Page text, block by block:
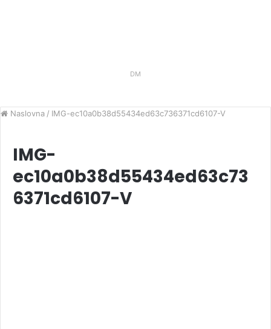
DM
Naslovna / IMG-ec10a0b38d55434ed63c736371cd6107-V
IMG-
ec10a0b38d55434ed63c73
6371cd6107-V